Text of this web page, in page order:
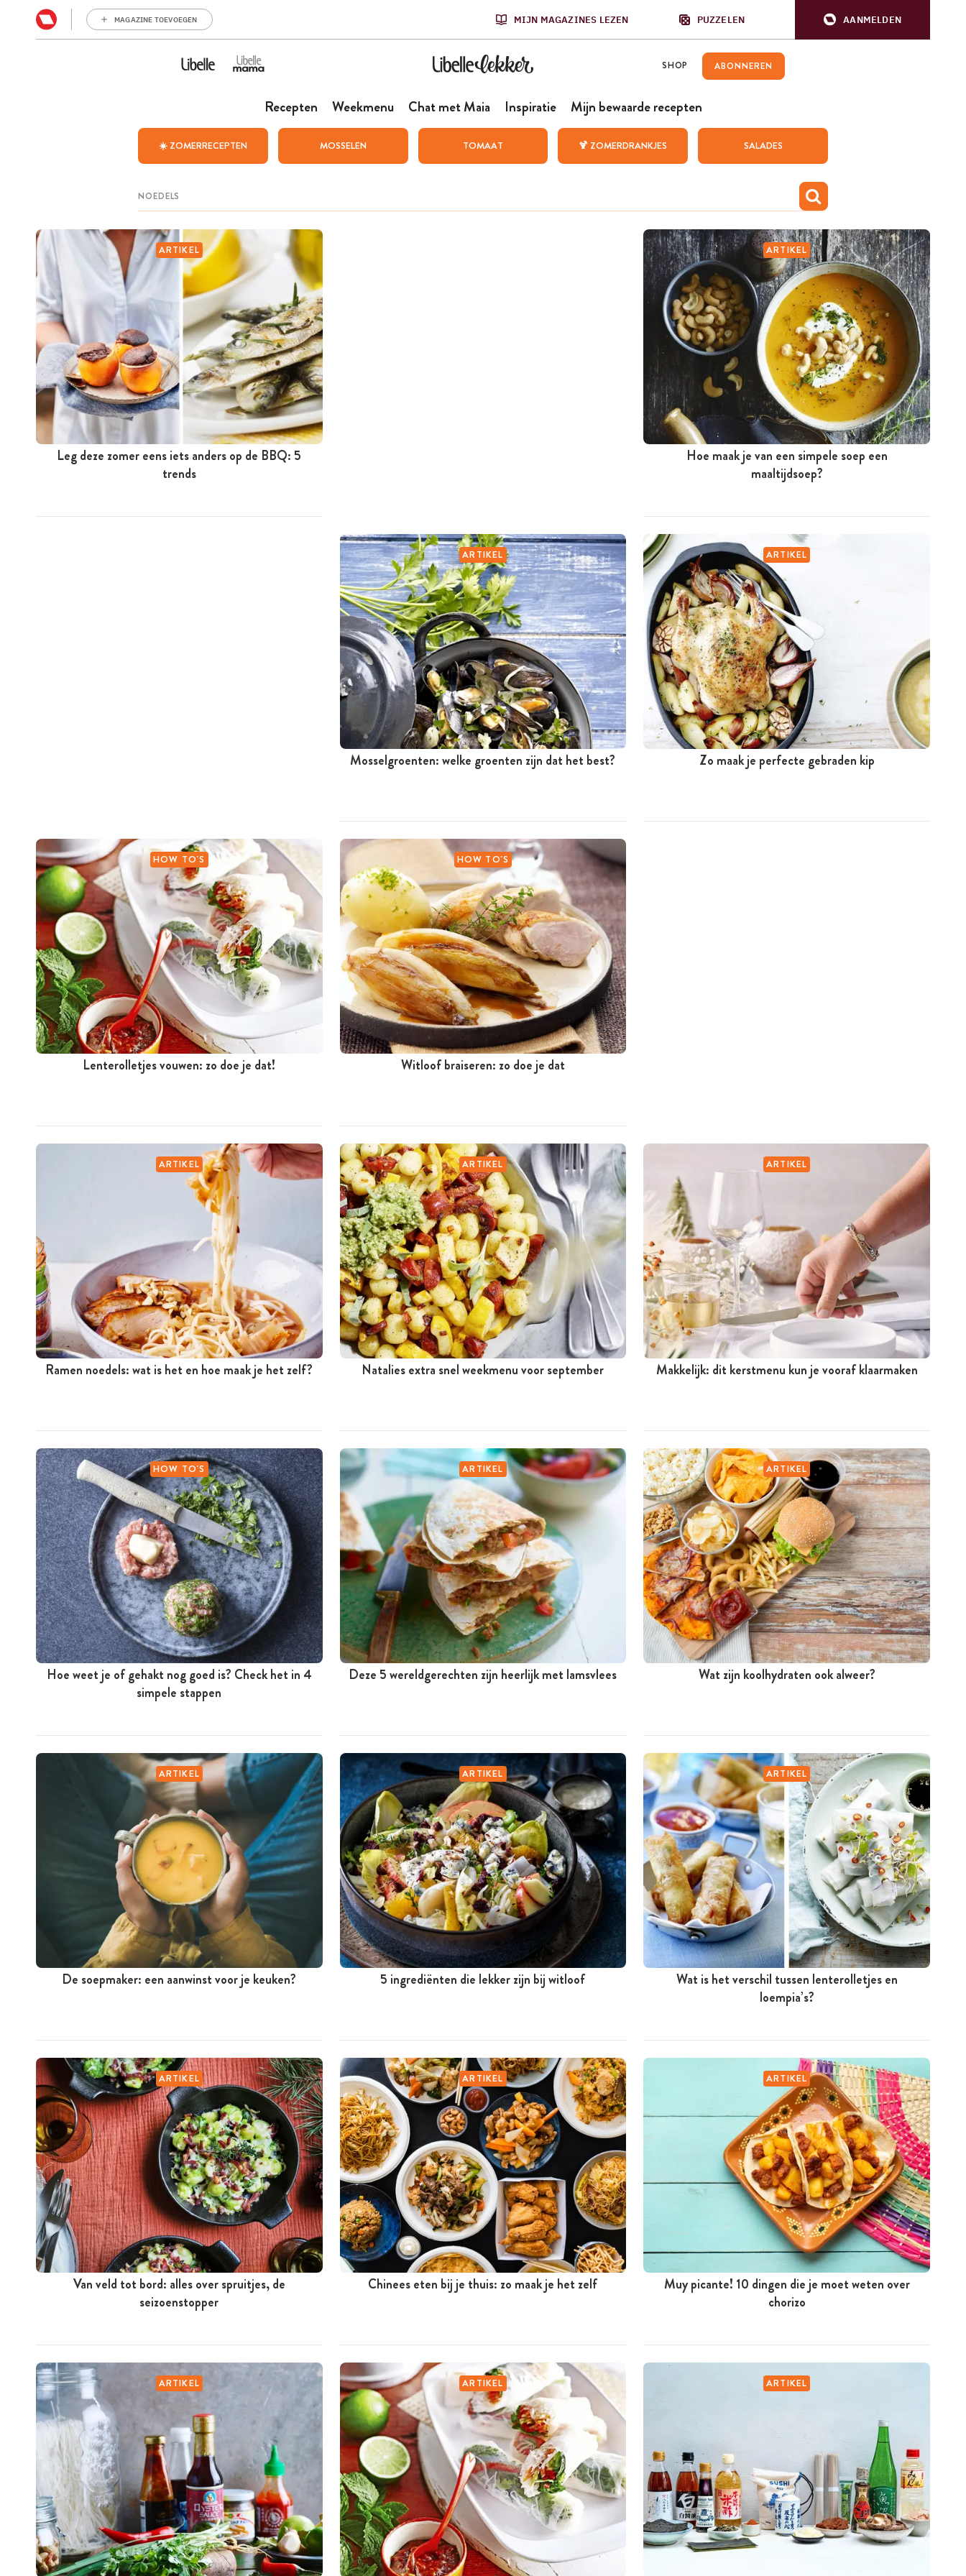
MAGAZINE TOEVOEGEN MIJN MAGAZINES LEZEN PUZZELEN AANMELDEN
SHOP ABONNEREN
Recepten Weekmenu Chat met Maia Inspiratie Mijn bewaarde recepten
☀️ ZOMERRECEPTEN MOSSELEN TOMAAT 🍹 ZOMERDRANKJES SALADES
ARTIKEL
Leg deze zomer eens iets anders op de BBQ: 5
trends
ARTIKEL
Hoe maak je van een simpele soep een
maaltijdsoep?
ARTIKEL
Mosselgroenten: welke groenten zijn dat het best?
ARTIKEL
Zo maak je perfecte gebraden kip
HOW TO'S
Lenterolletjes vouwen: zo doe je dat!
HOW TO'S
Witloof braiseren: zo doe je dat
ARTIKEL
Ramen noedels: wat is het en hoe maak je het zelf?
ARTIKEL
Natalies extra snel weekmenu voor september
ARTIKEL
Makkelijk: dit kerstmenu kun je vooraf klaarmaken
HOW TO'S
Hoe weet je of gehakt nog goed is? Check het in 4
simpele stappen
ARTIKEL
Deze 5 wereldgerechten zijn heerlijk met lamsvlees
ARTIKEL
Wat zijn koolhydraten ook alweer?
ARTIKEL
De soepmaker: een aanwinst voor je keuken?
ARTIKEL
5 ingrediënten die lekker zijn bij witloof
ARTIKEL
Wat is het verschil tussen lenterolletjes en
loempia’s?
ARTIKEL
Van veld tot bord: alles over spruitjes, de
seizoenstopper
ARTIKEL
Chinees eten bij je thuis: zo maak je het zelf
ARTIKEL
Muy picante! 10 dingen die je moet weten over
chorizo
ARTIKEL ARTIKEL ARTIKEL